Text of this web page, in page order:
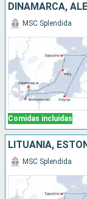
Comidas incluidas
MSC Splendida
MSC Splendida